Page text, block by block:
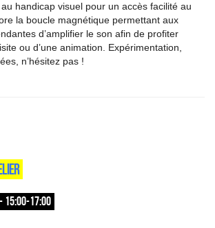
handicap visuel pour un accès facilité au
la boucle magnétique permettant aux
d’amplifier le son afin de profiter
ou d’une animation. Expérimentation,
n’hésitez pas !
15:00-17:00